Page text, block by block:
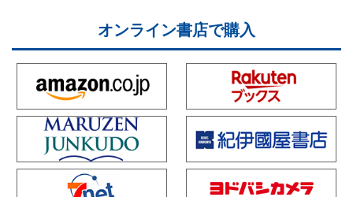
オンライン書店で購入